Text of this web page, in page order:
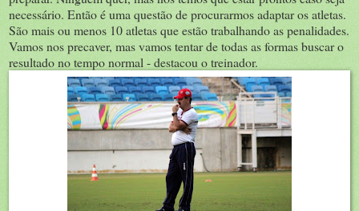
necessário. Então é uma questão de procurarmos adaptar os atletas.
São mais ou menos 10 atletas que estão trabalhando as penalidades.
Vamos nos precaver, mas vamos tentar de todas as formas buscar o
resultado no tempo normal - destacou o treinador.